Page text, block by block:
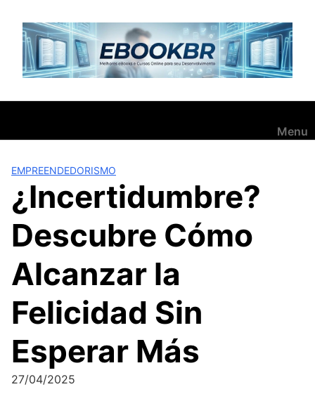
para
conteúdo
Menu
EMPREENDEDORISMO
¿Incertidumbre?
Descubre Cómo
Alcanzar la
Felicidad Sin
Esperar Más
27/04/2025